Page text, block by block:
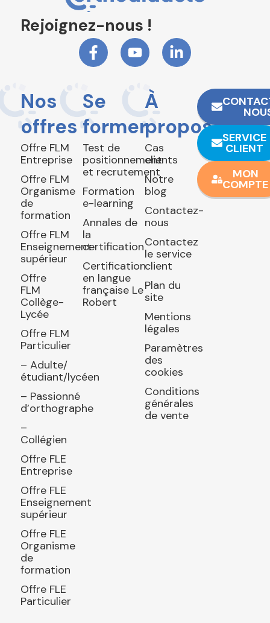
Rejoignez-nous !
Nos
offres
Offre FLM
Entreprise
Offre FLM
Organisme
de
formation
Offre FLM
Enseignement
supérieur
Offre
FLM
Collège-
Lycée
Offre FLM
Particulier
– Adulte/
étudiant/lycéen
– Passionné
d’orthographe
–
Collégien
Offre FLE
Entreprise
Offre FLE
Enseignement
supérieur
Offre FLE
Organisme
de
formation
Offre FLE
Particulier
Se
former
Test de
positionnement
et recrutement
Formation
e-learning
Annales de
la
certification
Certification
en langue
française Le
Robert
À
propos
Cas
clients
Notre
blog
Contactez-
nous
Contactez
le service
client
Plan du
site
Mentions
légales
Paramètres
des
cookies
Conditions
générales
de vente
SERVICE
CLIENT
MON
COMPTE